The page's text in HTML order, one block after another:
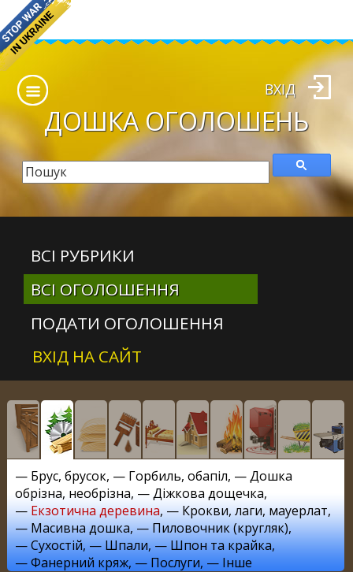
ДОШКАОГОЛОШЕНЬ
ВХІД
ВСІ РУБРИКИ
ВСІ ОГОЛОШЕННЯ
ПОДАТИ ОГОЛОШЕННЯ
ВХІД НА САЙТ
— Брус, брусок, — Горбиль, обапіл, —Дошка
обрізна, необрізна, —Діжкова дощечка,
—Екзотична деревина, —Крокви, лаги, мауерлат,
—Масивна дошка, —Пиловочник (кругляк),
—Сухостій, —Шпали, —Шпон та крайка,
—Фанерний кряж, —Послуги, —Інше